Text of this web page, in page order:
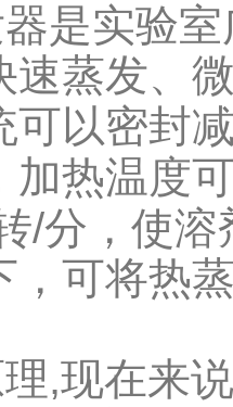
是实验
速蒸发、
可以密封
加热温度
/分，使溶
，可将热
,现在来